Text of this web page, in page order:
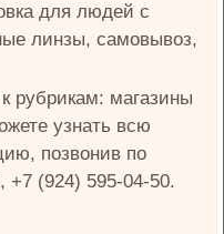
для людей с
линзы, самовывоз,
рубрикам: магазины
узнать всю
позвонив по
+7 (924) 595-04-50.